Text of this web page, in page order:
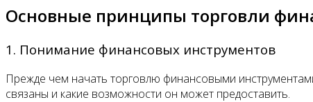
Основные принципы торговли
1. Понимание финансовых инструментов
Прежде чем начать торговлю финансовыми
связаны и какие возможности он может предоставить.